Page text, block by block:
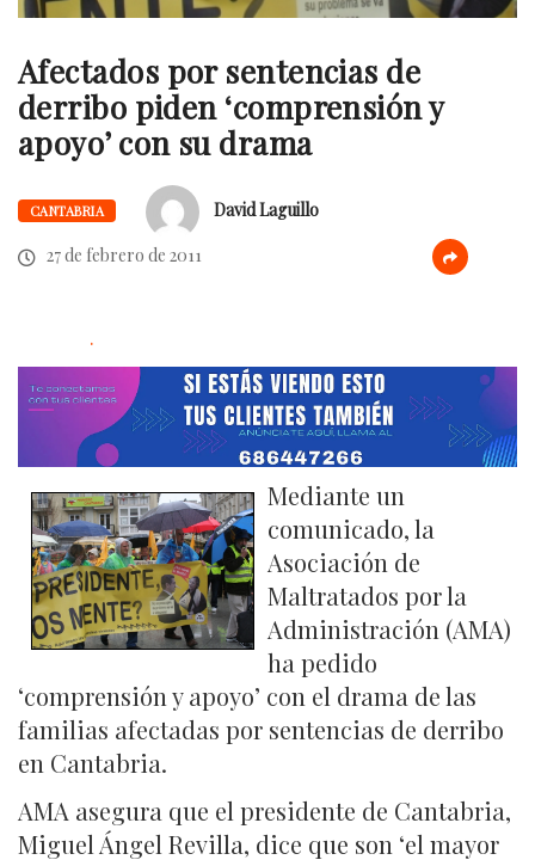
Afectados por sentencias de
derribo piden ‘comprensión y
apoyo’ con su drama
CANTABRIA
David Laguillo
27 de febrero de 2011
.
Mediante un
comunicado, la
Asociación de
Maltratados por la
Administración (AMA)
ha pedido
‘comprensión y apoyo’ con el drama de las
familias afectadas por sentencias de derribo
en Cantabria.
AMA asegura que el presidente de Cantabria,
Miguel Ángel Revilla, dice que son ‘el mayor